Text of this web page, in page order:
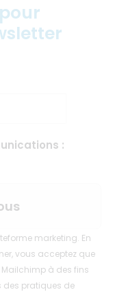
:
marketing. En
vous acceptez que
à des fins
des pratiques de